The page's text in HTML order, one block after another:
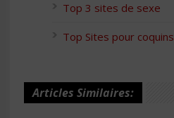
Top 3 sites de sexe
Top Sites pour coquins
Articles Similaires: